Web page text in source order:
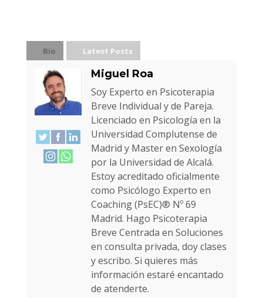
Bio Latest Posts
Miguel Roa
Soy Experto en Psicoterapia
Breve Individual y de Pareja.
Licenciado en Psicología en la
Universidad Complutense de
Madrid y Master en Sexología
por la Universidad de Alcalá.
Estoy acreditado oficialmente
como Psicólogo Experto en
Coaching (PsEC)® Nº 69
Madrid. Hago Psicoterapia
Breve Centrada en Soluciones
en consulta privada, doy clases
y escribo. Si quieres más
información estaré encantado
de atenderte.